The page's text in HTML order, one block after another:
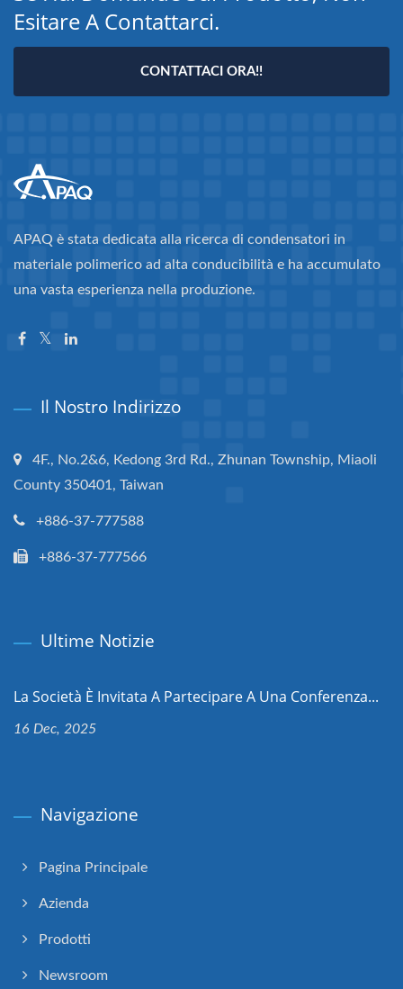
Esitare A Contattarci.
CONTATTACI ORA!!
APAQ è stata dedicata alla ricerca di condensatori in
materiale polimerico ad alta conducibilità e ha accumulato
una vasta esperienza nella produzione.
Il Nostro Indirizzo
4F., No.2&6, Kedong 3rd Rd., Zhunan Township, Miaoli
County 350401, Taiwan
+886-37-777588
+886-37-777566
Ultime Notizie
La Società È Invitata A Partecipare A Una Conferenza...
16 Dec, 2025
Navigazione
Pagina Principale
Azienda
Prodotti
Newsroom